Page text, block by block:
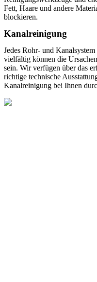
Fett, Haare und andere
blockieren.
Kanalreinigung
Jedes Rohr- und
vielfältig können die
sein. Wir verfügen über das
richtige technische
Kanalreinigung bei Ihnen